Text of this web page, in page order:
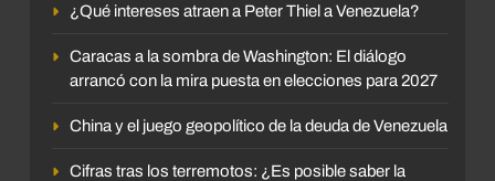
¿Qué intereses atraen a Peter Thiel a Venezuela?
Caracas a la sombra de Washington: El diálogo
arrancó con la mira puesta en elecciones para 2027
China y el juego geopolítico de la deuda de Venezuela
Cifras tras los terremotos: ¿Es posible saber la